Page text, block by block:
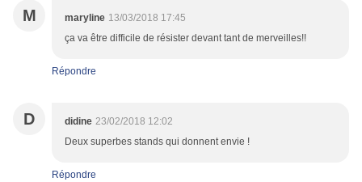
M maryline 13/03/2018 17:45
ça va être difficile de résister devant tant de merveilles!!
Répondre
D didine 23/02/2018 12:02
Deux superbes stands qui donnent envie !
Répondre